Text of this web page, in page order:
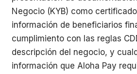
Negocio (KYB) como
información de beneficiarios
cumplimiento con las reglas
descripción del negocio, y
información que Aloha Pay